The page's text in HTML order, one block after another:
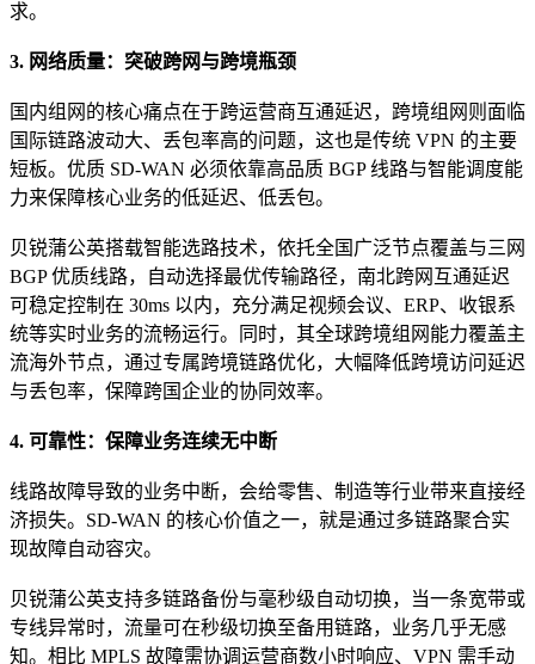
求。
3. 网络质量：突破跨网与跨境瓶颈
国内组网的核心痛点在于跨运营商互通延迟，跨境组网则面临
国际链路波动大、丢包率高的问题，这也是传统 VPN 的主要
短板。优质 SD-WAN 必须依靠高品质 BGP 线路与智能调度能
力来保障核心业务的低延迟、低丢包。
贝锐蒲公英搭载智能选路技术，依托全国广泛节点覆盖与三网
BGP 优质线路，自动选择最优传输路径，南北跨网互通延迟
可稳定控制在 30ms 以内，充分满足视频会议、ERP、收银系
统等实时业务的流畅运行。同时，其全球跨境组网能力覆盖主
流海外节点，通过专属跨境链路优化，大幅降低跨境访问延迟
与丢包率，保障跨国企业的协同效率。
4. 可靠性：保障业务连续无中断
线路故障导致的业务中断，会给零售、制造等行业带来直接经
济损失。SD-WAN 的核心价值之一，就是通过多链路聚合实
现故障自动容灾。
贝锐蒲公英支持多链路备份与毫秒级自动切换，当一条宽带或
专线异常时，流量可在秒级切换至备用链路，业务几乎无感
知。相比 MPLS 故障需协调运营商数小时响应、VPN 需手动